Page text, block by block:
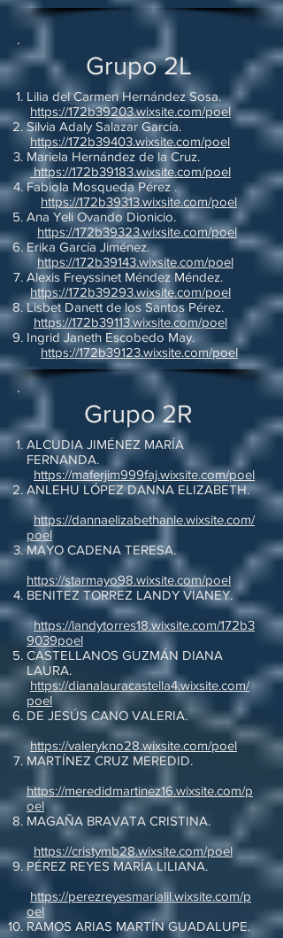
Grupo 2L
Lilia del Carmen Hernández Sosa.
https://172b39203.wixsite.com/poel
Silvia Adaly Salazar García.
https://172b39403.wixsite.com/poel
Mariela Hernández de la Cruz.
https://172b39183.wixsite.com/poel
Fabiola Mosqueda Pérez .
https://172b39313.wixsite.com/poel
Ana Yeli Ovando Dionicio.
https://172b39323.wixsite.com/poel
Erika García Jiménez.
https://172b39143.wixsite.com/poel
Alexis Freyssinet Méndez Méndez.
https://172b39293.wixsite.com/poel
Lisbet Danett de los Santos Pérez.
https://172b39113.wixsite.com/poel
Ingrid Janeth Escobedo May.
https://172b39123.wixsite.com/poel
Grupo 2R
ALCUDIA JIMÉNEZ MARÍA
FERNANDA.
https://maferjim999faj.wixsite.com/poel
ANLEHU LÓPEZ DANNA ELIZABETH.
https://dannaelizabethanle.wixsite.com/
poel
MAYO CADENA TERESA.
https://starmayo98.wixsite.com/poel
BENITEZ TORREZ LANDY VIANEY.
https://landytorres18.wixsite.com/172b3
9039poel
CASTELLANOS GUZMÁN DIANA
LAURA.
https://dianalauracastella4.wixsite.com/
poel
DE JESÚS CANO VALERIA.
https://valerykno28.wixsite.com/poel
MARTÍNEZ CRUZ MEREDID.
https://meredidmartinez16.wixsite.com/p
oel
MAGAÑA BRAVATA CRISTINA.
https://cristymb28.wixsite.com/poel
PÉREZ REYES MARÍA LILIANA.
https://perezreyesmarialil.wixsite.com/p
oel
RAMOS ARIAS MARTÍN GUADALUPE.